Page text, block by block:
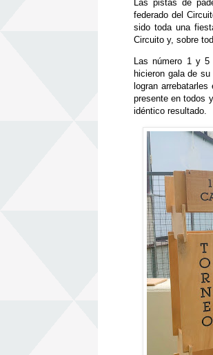
Las pistas de
federado del
sido toda una
Circuito y, sobre
Las número 1 y 5
hicieron gala de
logran
presente en todos
idéntico resultado.